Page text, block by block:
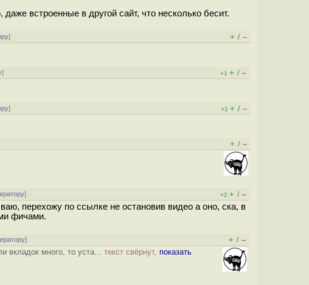
встроенные в другой сайт, что несколько бесит.
] + / –
] +1 + / –
] +1 + / –
+ / –
] +2 + / –
перехожу по ссылке не остановив видео а оно, ска, в
фичами.
] + / –
вкладок много, то уста... текст свёрнут, показать